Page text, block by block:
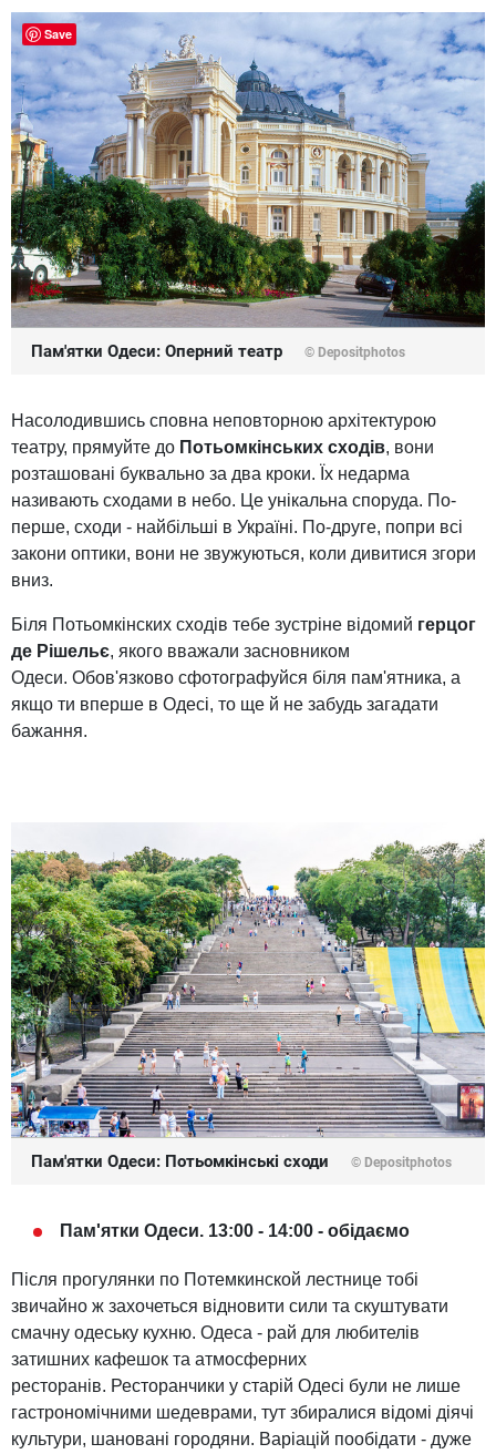
Пам'ятки Одеси: Оперний театр © Depositphotos
Насолодившись сповна неповторною архітектурою
театру, прямуйте до Потьомкінських сходів, вони
розташовані буквально за два кроки. Їх недарма
називають сходами в небо. Це унікальна споруда. По-
перше, сходи - найбільші в Україні. По-друге, попри всі
закони оптики, вони не звужуються, коли дивитися згори
вниз.
Біля Потьомкінских сходів тебе зустріне відомий герцог
де Рішельє, якого вважали засновником
Одеси. Обов'язково сфотографуйся біля пам'ятника, а
якщо ти вперше в Одесі, то ще й не забудь загадати
бажання.
Пам'ятки Одеси: Потьомкінські сходи © Depositphotos
Пам'ятки Одеси. 13:00 - 14:00 - обідаємо
Після прогулянки по Потемкинской лестнице тобі
звичайно ж захочеться відновити сили та скуштувати
смачну одеську кухню. Одеса - рай для любителів
затишних кафешок та атмосферних
ресторанів. Ресторанчики у старій Одесі були не лише
гастрономічними шедеврами, тут збиралися відомі діячі
культури, шановані городяни. Варіацій пообідати - дуже
Save